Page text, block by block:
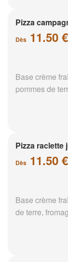
Pizza
Dès 11.50 €
Base crème
pommes de
Pizza raclette
Dès 11.50 €
Base crème
de terre,